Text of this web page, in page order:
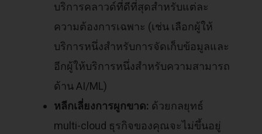
บริการคลาวด์ที่ดีที่สุดสำหรับแต่ละ
ความต้องการเฉพาะ (เช่น เลือกผู้ให้
บริการหนึ่งสำหรับการจัดเก็บข้อมูลและ
อีกผู้ให้บริการหนึ่งสำหรับความสามารถ
ด้าน AI/ML)
หลีกเลี่ยงการผูกขาด: ด้วยกลยุทธ์
multi-cloud ธุรกิจของคุณจะไม่ขึ้นอยู่